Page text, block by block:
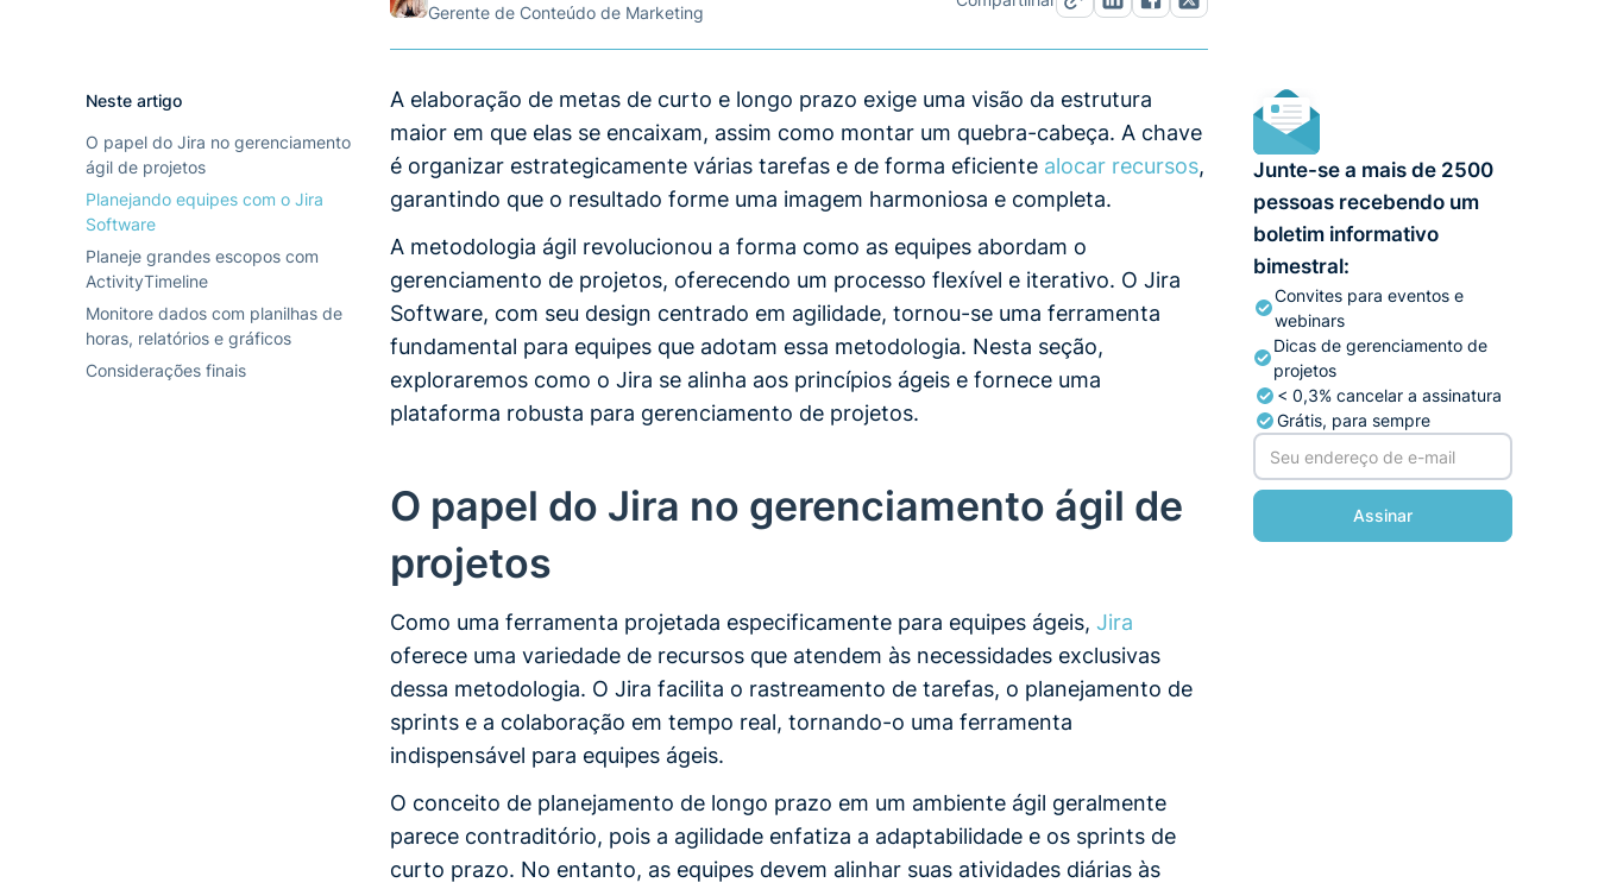
Gerente de Conteúdo de Marketing
Neste artigo
O papel do Jira no gerenciamento
ágil de projetos
Planejando equipes com o Jira
Software
Planeje grandes escopos com
ActivityTimeline
Monitore dados com planilhas de
horas, relatórios e gráficos
Considerações finais
A elaboração de metas de curto e longo prazo exige uma visão da estrutura
maior em que elas se encaixam, assim como montar um quebra-cabeça. A chave
é organizar estrategicamente várias tarefas e de forma eficiente alocar recursos,
garantindo que o resultado forme uma imagem harmoniosa e completa.
A metodologia ágil revolucionou a forma como as equipes abordam o
gerenciamento de projetos, oferecendo um processo flexível e iterativo. O Jira
Software, com seu design centrado em agilidade, tornou-se uma ferramenta
fundamental para equipes que adotam essa metodologia. Nesta seção,
exploraremos como o Jira se alinha aos princípios ágeis e fornece uma
plataforma robusta para gerenciamento de projetos.
O papel do Jira no gerenciamento ágil de
projetos
Como uma ferramenta projetada especificamente para equipes ágeis, Jira
oferece uma variedade de recursos que atendem às necessidades exclusivas
dessa metodologia. O Jira facilita o rastreamento de tarefas, o planejamento de
sprints e a colaboração em tempo real, tornando-o uma ferramenta
indispensável para equipes ágeis.
O conceito de planejamento de longo prazo em um ambiente ágil geralmente
parece contraditório, pois a agilidade enfatiza a adaptabilidade e os sprints de
curto prazo. No entanto, as equipes devem alinhar suas atividades diárias às
Junte-se a mais de 2500
pessoas recebendo um
boletim informativo
bimestral:
Convites para eventos e
webinars
Dicas de gerenciamento de
projetos
< 0,3% cancelar a assinatura
Grátis, para sempre